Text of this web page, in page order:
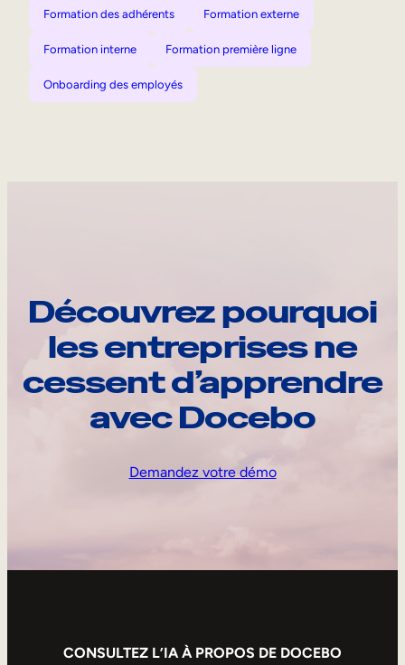
Formation des adhérents Formation externe
Formation interne Formation première ligne
Onboarding des employés
Découvrez pourquoi
les entreprises ne
cessent d’apprendre
avec Docebo
Demandez votre démo
CONSULTEZ L’IA À PROPOS DE DOCEBO